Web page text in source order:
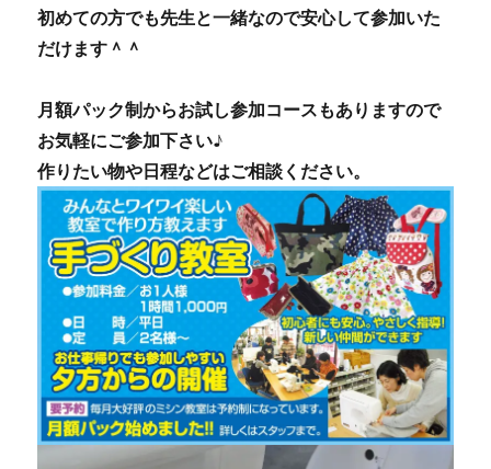
初めての方でも先生と一緒なので安心して参加いた
だけます＾＾
月額パック制からお試し参加コースもありますので
お気軽にご参加下さい♪
作りたい物や日程などはご相談ください。